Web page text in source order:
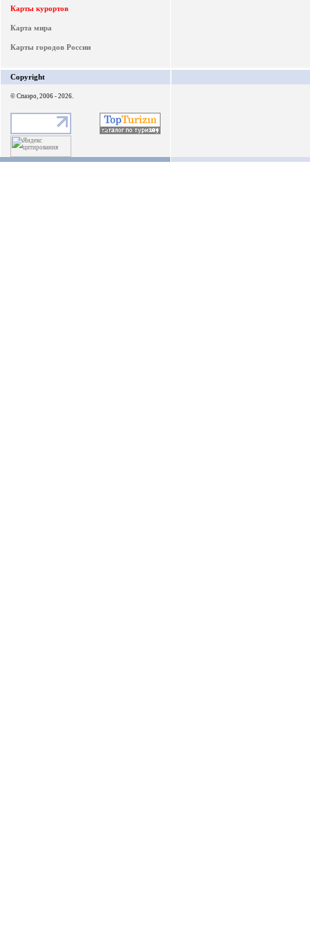
Карты курортов
Карта мира
Карты городов России
Copyright
© Спаэро, 2006 - 2026.